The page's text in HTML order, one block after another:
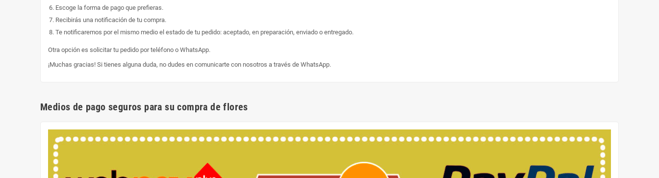
Escoge la forma de pago que prefieras.
Recibirás una notificación de tu compra.
Te notificaremos por el mismo medio el estado de tu pedido: aceptado, en preparación, enviado o entregado.
Otra opción es solicitar tu pedido por teléfono o WhatsApp.
¡Muchas gracias! Si tienes alguna duda, no dudes en comunicarte con nosotros a través de WhatsApp.
Medios de pago seguros para su compra de flores